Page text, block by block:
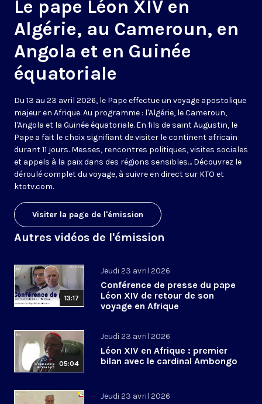
Le pape Léon XIV en
Algérie, au Cameroun, en
Angola et en Guinée
équatoriale
Du 13 au 23 avril 2026, le Pape effectue un voyage apostolique
majeur en Afrique. Au programme : l'Algérie, le Cameroun,
l'Angola et la Guinée équatoriale. En fils de saint Augustin, le
Pape a fait le choix signifiant de visiter le continent africain
durant 11 jours. Messes, rencontres politiques, visites sociales
et appels à la paix dans des régions sensibles… Découvrez le
déroulé complet du voyage, à suivre en direct sur KTO et
ktotv.com.
Visiter la page de l'émission
Autres vidéos de l'émission
13:17
Jeudi 23 avril 2026
Conférence de presse du pape
Léon XIV de retour de son
voyage en Afrique
05:04
Jeudi 23 avril 2026
Léon XIV en Afrique : premier
bilan avec le cardinal Ambongo
Jeudi 23 avril 2026